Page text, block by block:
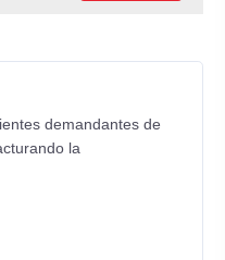
demandantes de
la